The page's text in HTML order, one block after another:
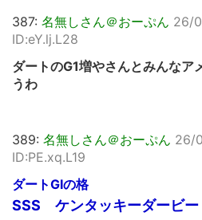
387: 名無しさん＠おーぷん 26/
ID:eY.lj.L28
ダートのG1増やさんとみんなア
うわ
389: 名無しさん＠おーぷん 26/
ID:PE.xq.L19
ダートGⅠの格
SSS ケンタッキーダービー